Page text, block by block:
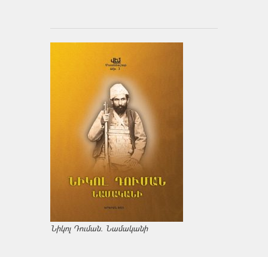
Նիկոլ Դուման. Նամականի